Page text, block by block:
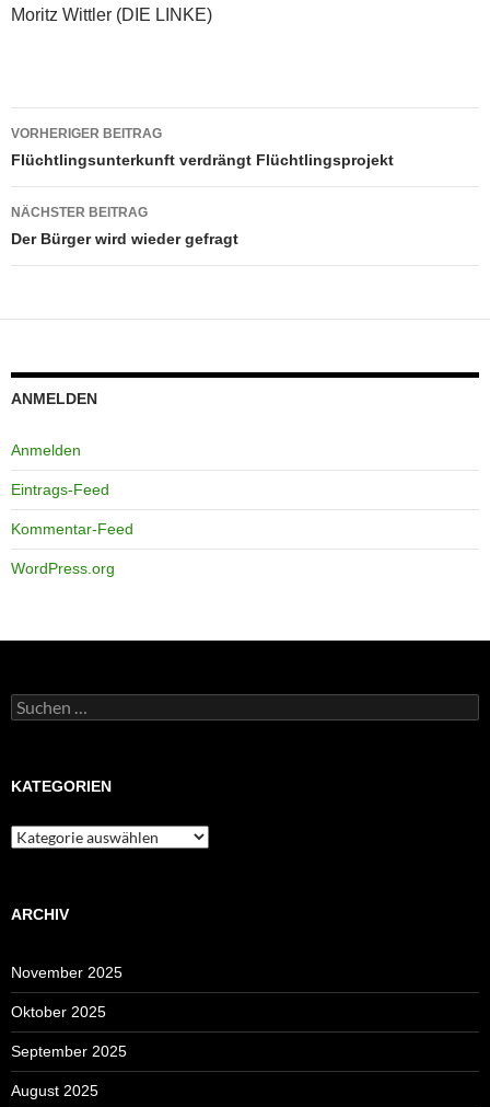
Moritz Wittler (DIE LINKE)
Beitragsnavigation
VORHERIGER BEITRAG
Flüchtlingsunterkunft verdrängt Flüchtlingsprojekt
NÄCHSTER BEITRAG
Der Bürger wird wieder gefragt
ANMELDEN
Anmelden
Eintrags-Feed
Kommentar-Feed
WordPress.org
Suchen
nach:
KATEGORIEN
Kategorien
ARCHIV
November 2025
Oktober 2025
September 2025
August 2025